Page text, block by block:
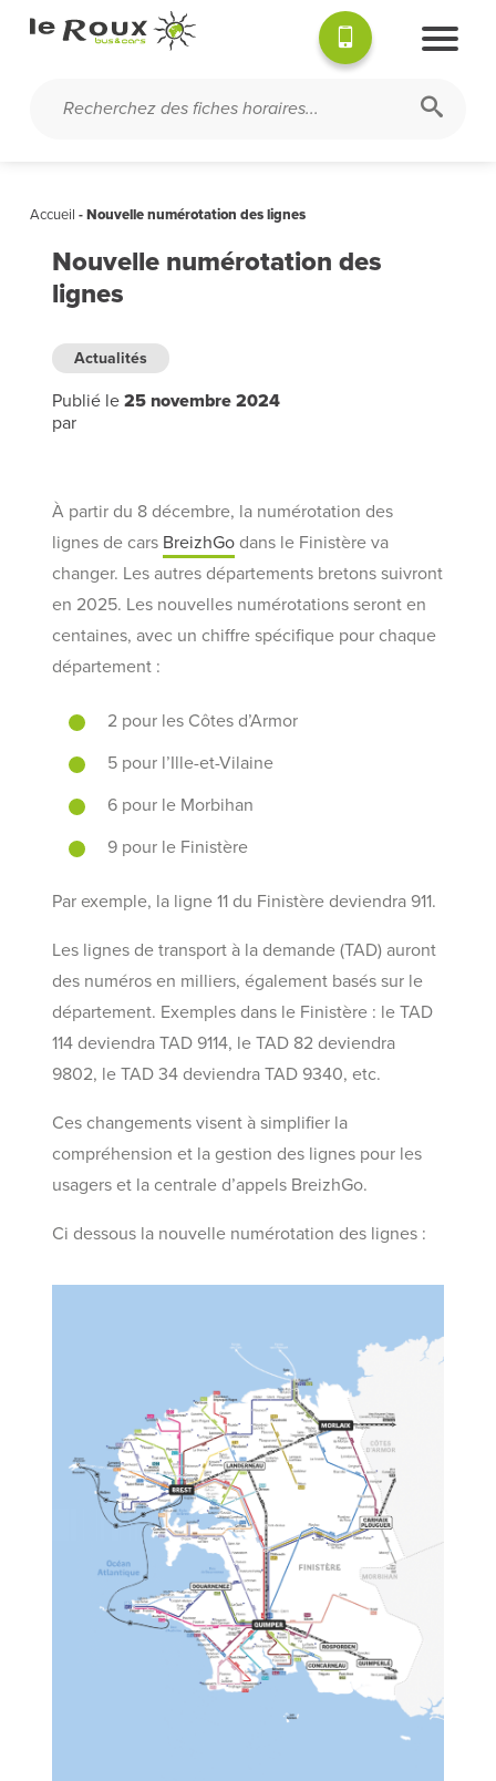
Accueil -Nouvelle numérotation des lignes
Nouvelle numérotation des
lignes
Actualités
Publié le25 novembre 2024
par
À partir du 8 décembre, la numérotation des
lignes de cars BreizhGo dans le Finistère va
changer. Les autres départements bretons suivront
en 2025. Les nouvelles numérotations seront en
centaines, avec un chiffre spécifique pour chaque
département :
2 pour les Côtes d’Armor
5 pour l’Ille-et-Vilaine
6 pour le Morbihan
9 pour le Finistère
Par exemple, la ligne 11 du Finistère deviendra 911.
Les lignes de transport à la demande (TAD) auront
des numéros en milliers, également basés sur le
département. Exemples dans le Finistère : le TAD
114 deviendra TAD 9114, le TAD 82 deviendra
9802, le TAD 34 deviendra TAD 9340, etc.
Ces changements visent à simplifier la
compréhension et la gestion des lignes pour les
usagers et la centrale d’appels BreizhGo.
Ci dessous la nouvelle numérotation des lignes :